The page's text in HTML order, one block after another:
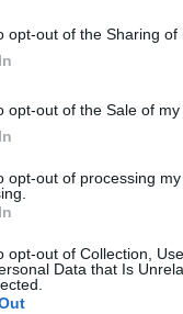
opt-out of the Sharing of
opt-out of the Sale of my
opt-out of processing
opt-out of Collection,
Data that Is
nagy része már
politikai
bármit is
bájából,
hasonló